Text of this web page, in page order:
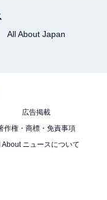
キング結果を見
All About Japan
広告掲載
作権・商標・免責事項
About ニュースについて